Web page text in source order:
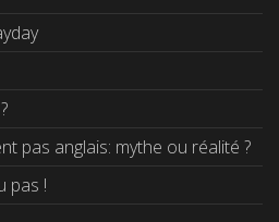
pas anglais: mythe ou réalité ?
pas !